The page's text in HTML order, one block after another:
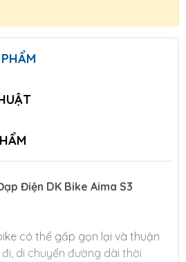
Điện DK Bike Aima S3
có thể gấp gọn lại và thuận
di chuyển đường dài thời